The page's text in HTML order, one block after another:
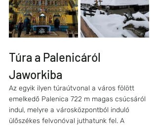
Túra a Palenicáról
Jaworkiba
Az egyik ilyen túraútvonal a város fölött
emelkedő Palenica 722 m magas csúcsáról
indul, melyre a városközpontból induló
ülőszékes felvonóval juthatunk fel. A